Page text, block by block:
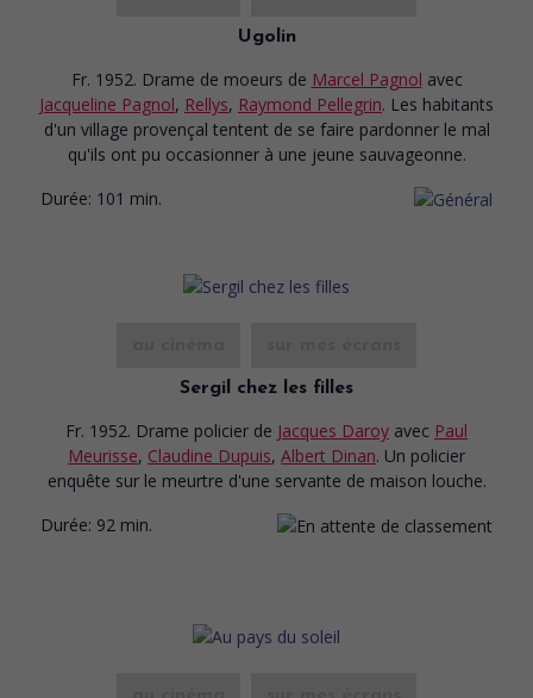
Ugolin
Fr. 1952. Drame de moeurs de Marcel Pagnol avec
Jacqueline Pagnol, Rellys, Raymond Pellegrin. Les habitants
d'un village provençal tentent de se faire pardonner le mal
qu'ils ont pu occasionner à une jeune sauvageonne.
Durée: 101 min.
Sergil chez les filles
Fr. 1952. Drame policier de Jacques Daroy avec Paul
Meurisse, Claudine Dupuis, Albert Dinan. Un policier
enquête sur le meurtre d'une servante de maison louche.
Durée: 92 min.